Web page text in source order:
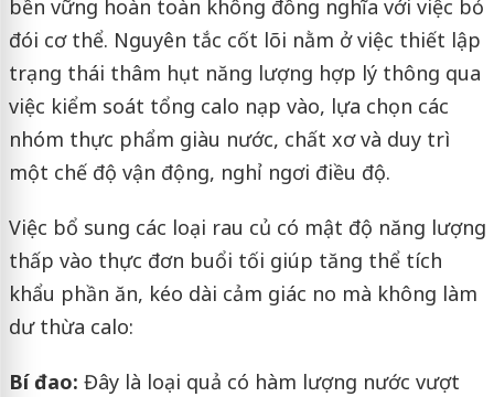
bền vững hoàn toàn không đồng nghĩa với việc bỏ
đói cơ thể. Nguyên tắc cốt lõi nằm ở việc thiết lập
trạng thái thâm hụt năng lượng hợp lý thông qua
việc kiểm soát tổng calo nạp vào, lựa chọn các
nhóm thực phẩm giàu nước, chất xơ và duy trì
một chế độ vận động, nghỉ ngơi điều độ.
Việc bổ sung các loại rau củ có mật độ năng lượng
thấp vào thực đơn buổi tối giúp tăng thể tích
khẩu phần ăn, kéo dài cảm giác no mà không làm
dư thừa calo:
Bí đao: Đây là loại quả có hàm lượng nước vượt